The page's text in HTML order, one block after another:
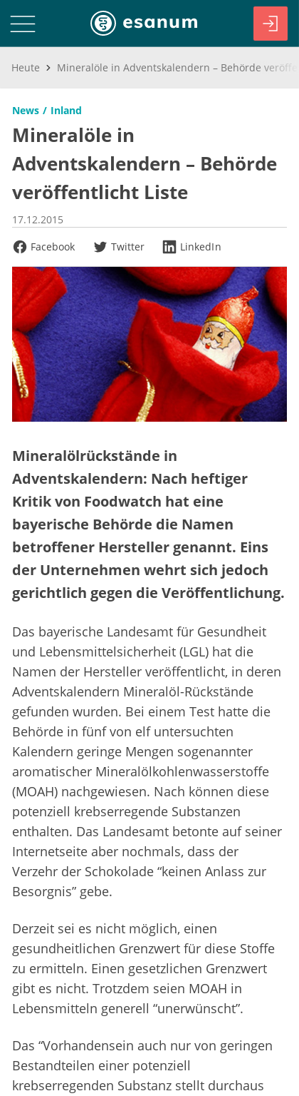
Heute
News Inland
Mineralöle in
Adventskalendern – Behörde
veröffentlicht Liste
17.12.2015
Facebook
Twitter LinkedIn
Mineralölrückstände in
Adventskalendern: Nach heftiger
Kritik von Foodwatch hat eine
bayerische Behörde die Namen
betroffener Hersteller genannt. Eins
der Unternehmen wehrt sich jedoch
gerichtlich gegen die Veröffentlichung.
Das bayerische Landesamt für Gesundheit
und Lebensmittelsicherheit (LGL) hat die
Namen der Hersteller veröffentlicht, in deren
Adventskalendern Mineralöl-Rückstände
gefunden wurden. Bei einem Test hatte die
Behörde in fünf von elf untersuchten
Kalendern geringe Mengen sogenannter
aromatischer Mineralölkohlenwasserstoffe
(MOAH) nachgewiesen. Nach können diese
potenziell krebserregende Substanzen
enthalten. Das Landesamt betonte auf seiner
Internetseite aber nochmals, dass der
Verzehr der Schokolade “keinen Anlass zur
Besorgnis” gebe.
Derzeit sei es nicht möglich, einen
gesundheitlichen Grenzwert für diese Stoffe
zu ermitteln. Einen gesetzlichen Grenzwert
gibt es nicht. Trotzdem seien MOAH in
Lebensmitteln generell “unerwünscht”.
Das “Vorhandensein auch nur von geringen
Bestandteilen einer potenziell
krebserregenden Substanz stellt durchaus